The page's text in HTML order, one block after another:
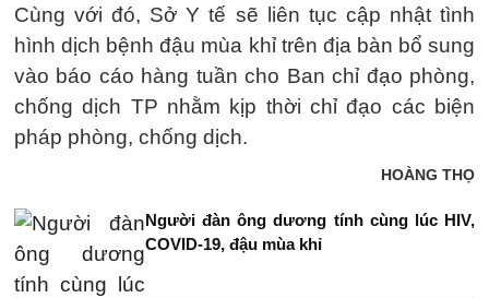
Cùng với đó, Sở Y tế sẽ liên tục cập nhật tình
hình dịch bệnh đậu mùa khỉ trên địa bàn bổ sung
vào báo cáo hàng tuần cho Ban chỉ đạo phòng,
chống dịch TP nhằm kịp thời chỉ đạo các biện
pháp phòng, chống dịch.
HOÀNG THỌ
Người đàn ông dương tính cùng lúc HIV,
COVID-19, đậu mùa khỉ